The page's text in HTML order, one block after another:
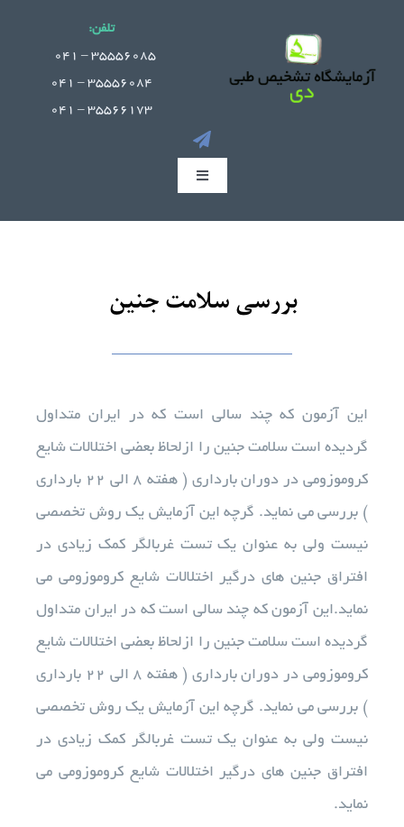
تلفن:
35556085 – 041
35556084 – 041
35566173 – 041
Toggle
صفحه اصلی
تجهیزات آزمایشگاهی
خدمات ما
درباره ما
استخدام
بررسی سلامت جنین
این آزمون که چند سالی است که در ایران متداول
گردیده است سلامت جنین را ازلحاظ بعضی اختلالات شایع
کروموزومی در دوران بارداری ( هفته ۸ الی ۲۲ بارداری
) بررسی می نماید. گرچه این آزمایش یک روش تخصصی
نیست ولی به عنوان یک تست غربالگر کمک زیادی در
افتراق جنین های درگیر اختلالات شایع کروموزومی می
نماید.این آزمون که چند سالی است که در ایران متداول
گردیده است سلامت جنین را ازلحاظ بعضی اختلالات شایع
کروموزومی در دوران بارداری ( هفته ۸ الی ۲۲ بارداری
) بررسی می نماید. گرچه این آزمایش یک روش تخصصی
نیست ولی به عنوان یک تست غربالگر کمک زیادی در
افتراق جنین های درگیر اختلالات شایع کروموزومی می
نماید.